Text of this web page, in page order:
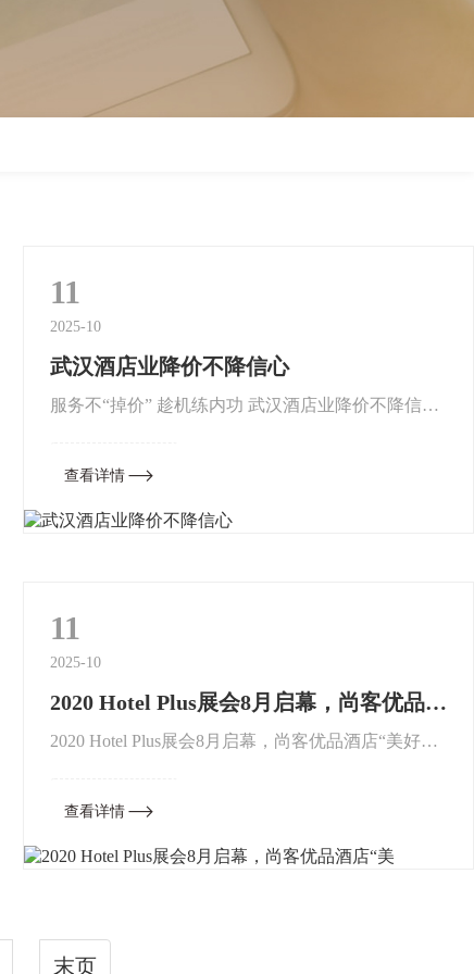
11
2025-10
武汉酒店业降价不降信心
服务不“掉价” 趁机练内功 武汉酒店业降价不降信心
疫情冲击，武汉酒店业转换思路，积极自救。对于
消费者而言，变化最大的...
查看详情
11
2025-10
2020 Hotel Plus展会8月启幕，尚客优品酒店“美
2020 Hotel Plus展会8月启幕，尚客优品酒店“美好空
迎来复苏反弹，聚焦文旅产业当前局势，8月12日-
查看详情
末页